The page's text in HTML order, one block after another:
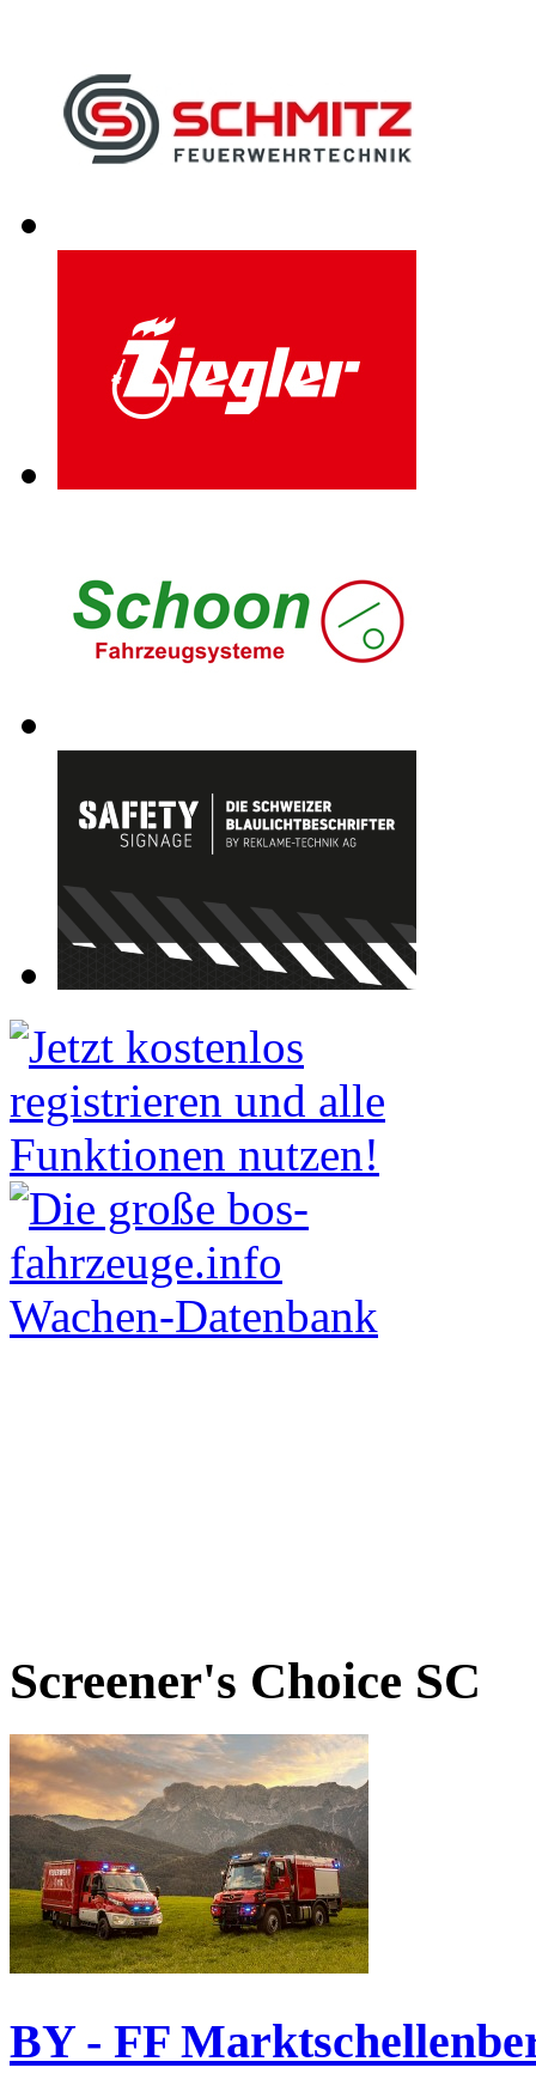
Screener's Choice SC
BY - FF